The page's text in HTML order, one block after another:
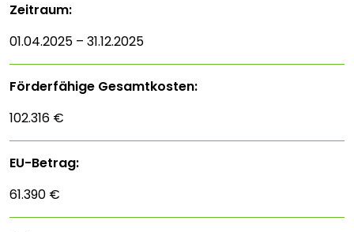
Zeitraum:
01.04.2025 – 31.12.2025
Förderfähige Gesamtkosten:
102.316 €
EU-Betrag:
61.390 €